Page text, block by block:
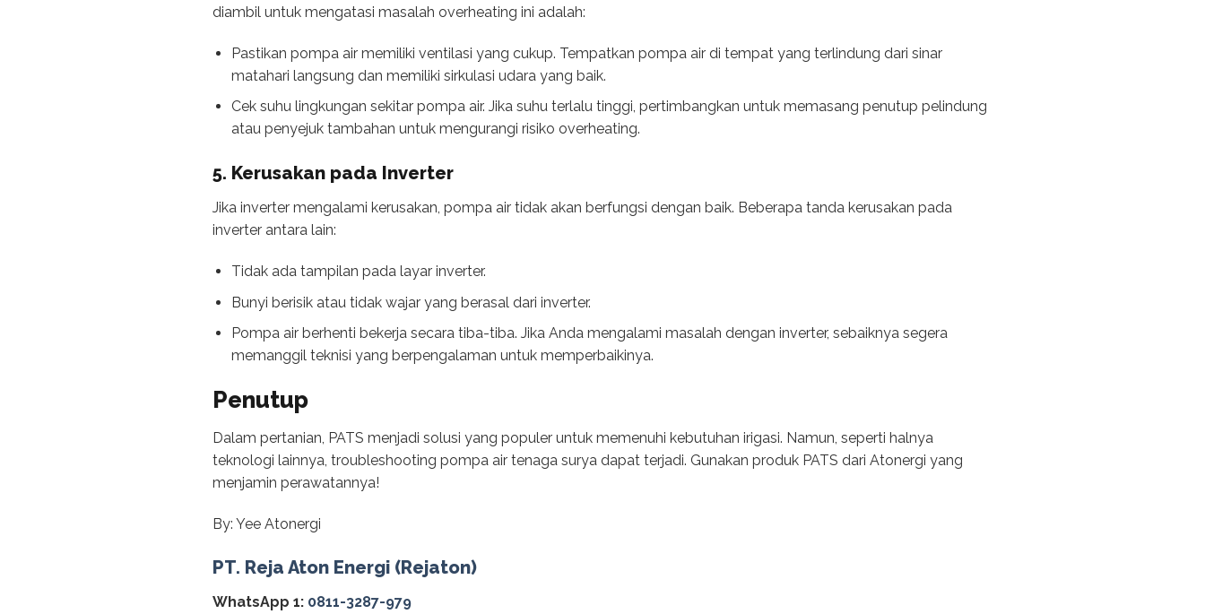
diambil untuk mengatasi masalah overheating ini adalah:
Pastikan pompa air memiliki ventilasi yang cukup. Tempatkan pompa air di tempat yang terlindung dari sinar
matahari langsung dan memiliki sirkulasi udara yang baik.
Cek suhu lingkungan sekitar pompa air. Jika suhu terlalu tinggi, pertimbangkan untuk memasang penutup pelindung
atau penyejuk tambahan untuk mengurangi risiko overheating.
5. Kerusakan pada Inverter
Jika inverter mengalami kerusakan, pompa air tidak akan berfungsi dengan baik. Beberapa tanda kerusakan pada
inverter antara lain:
Tidak ada tampilan pada layar inverter.
Bunyi berisik atau tidak wajar yang berasal dari inverter.
Pompa air berhenti bekerja secara tiba-tiba. Jika Anda mengalami masalah dengan inverter, sebaiknya segera
memanggil teknisi yang berpengalaman untuk memperbaikinya.
Penutup
Dalam pertanian, PATS menjadi solusi yang populer untuk memenuhi kebutuhan irigasi. Namun, seperti halnya
teknologi lainnya, troubleshooting pompa air tenaga surya dapat terjadi. Gunakan produk PATS dari Atonergi yang
menjamin perawatannya!
By: Yee Atonergi
PT. Reja Aton Energi (Rejaton)
WhatsApp 1: 0811-3287-979